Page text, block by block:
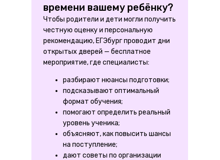
времени вашему ребёнку?
Чтобы родители и дети могли получить
честную оценку и персональную
рекомендацию, ЕГЭбург проводит дни
открытых дверей — бесплатное
мероприятие, где специалисты:
разбирают нюансы подготовки;
подсказывают оптимальный
формат обучения;
помогают определить реальный
уровень ученика;
объясняют, как повысить шансы
на поступление;
дают советы по организации